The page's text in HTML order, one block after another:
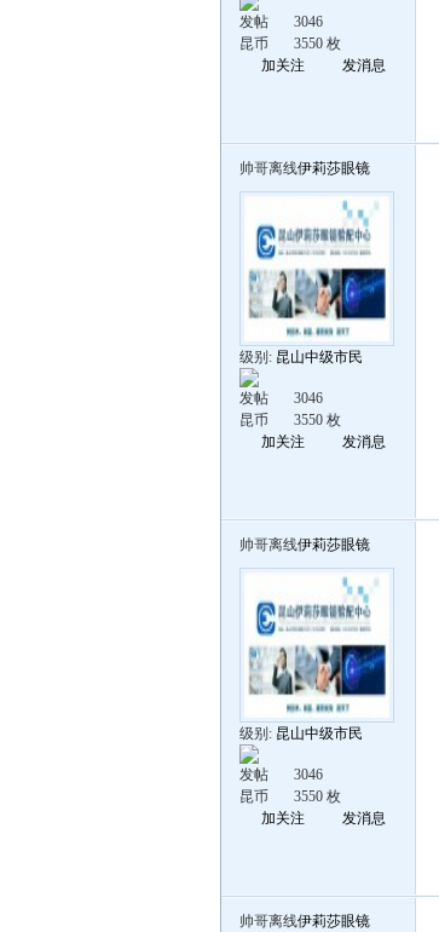
发帖
3046
昆币
3550 枚
加关注
发消息
帅哥离线伊莉莎眼镜
级别: 昆山中级市民
发帖
3046
昆币
3550 枚
加关注
发消息
帅哥离线伊莉莎眼镜
级别: 昆山中级市民
发帖
3046
昆币
3550 枚
加关注
发消息
帅哥离线伊莉莎眼镜